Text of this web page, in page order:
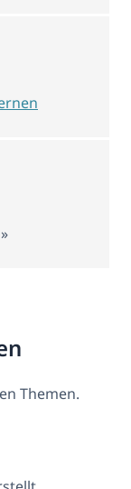
Themen.
»